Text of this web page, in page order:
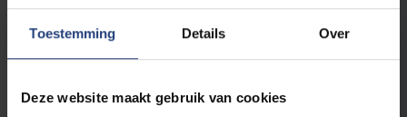
Toestemming Details Over
Deze website maakt gebruik van cookies